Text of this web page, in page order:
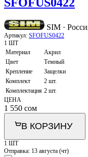
SFOFUS0422
SIM ·
Артикул: SFOFUS0422
1 ШТ
Материал
Акрил
Цвет
Темный
Крепление
Защелки
Комплект
2 шт.
Комплектация 2 шт.
ЦЕНА
1 550 сом
В КОРЗИНУ
1 ШТ
Отправка: 13 августа (чт)